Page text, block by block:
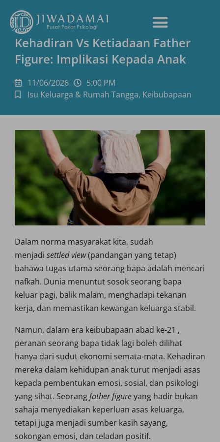
Kehadiran Vs Ketiadaan Father
Figure: Implikasi Kepada Anak
11/06/2026
5:00 PM
Isu Keluarga & Rumah Tangga, Keibubapaan
Dalam norma masyarakat kita, sudah
menjadi settled view(pandangan yang tetap)
bahawa tugas utama seorang bapa adalah mencari
nafkah. Dunia menuntut sosok seorang bapa
keluar pagi, balik malam, menghadapi tekanan
kerja, dan memastikan kewangan keluarga stabil.
Namun, dalam era keibubapaan abad ke-21 ,
peranan seorang bapa tidak lagi boleh dilihat
hanya dari sudut ekonomi semata-mata. Kehadiran
mereka dalam kehidupan anak turut menjadi asas
kepada pembentukan emosi, sosial, dan psikologi
yang sihat. Seorangfather figureyang hadir bukan
sahaja menyediakan keperluan asas keluarga,
tetapi juga menjadi sumber kasih sayang,
sokongan emosi, dan teladan positif.